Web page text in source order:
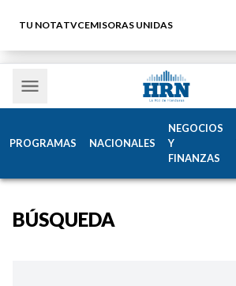
TU NOTATVCEMISORAS UNIDAS
PROGRAMAS NACIONALES
NEGOCIOS
Y
FINANZAS
BÚSQUEDA